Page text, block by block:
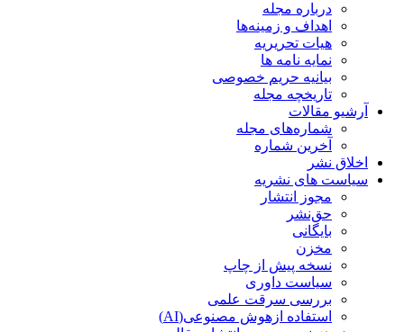
درباره مجله
اهداف و زمینه‌ها
هیات تحریریه
نمایه نامه ها
بیانیه حریم خصوصی
تاریخچه مجله
آرشیو مقالات
شماره‌های مجله
آخرین شماره
اخلاق نشر
سیاست های نشریه
مجوز انتشار
حق‌نشر
بایگانی
مخزن
نسخه پیش از چاپ
سیاست داوری
بررسی سرقت علمی
استفاده ازهوش مصنوعی(AI)